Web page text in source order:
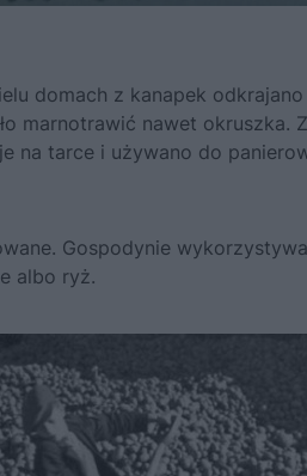
domach z kanapek
marnotrawić nawet okruszka.
na tarce i używano do
Gospodynie
albo ryż.